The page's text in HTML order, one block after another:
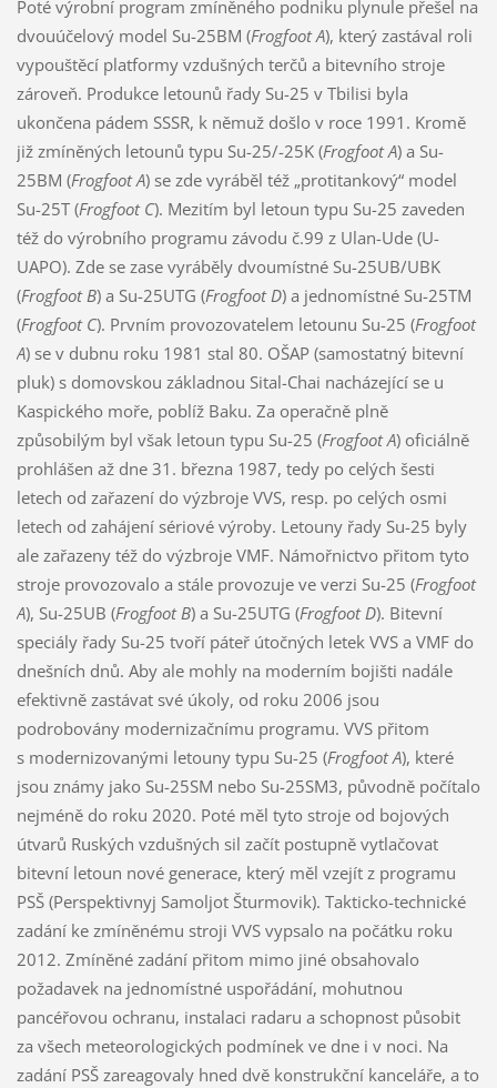
Poté výrobní program zmíněného podniku plynule přešel na
dvouúčelový model Su-25BM (Frogfoot A), který zastával roli
vypouštěcí platformy vzdušných terčů a bitevního stroje
zároveň. Produkce letounů řady Su-25 v Tbilisi byla
ukončena pádem SSSR, k němuž došlo v roce 1991. Kromě
již zmíněných letounů typu Su-25/-25K (Frogfoot A) a Su-
25BM (Frogfoot A) se zde vyráběl též „protitankový“ model
Su-25T (Frogfoot C). Mezitím byl letoun typu Su-25 zaveden
též do výrobního programu závodu č.99 z Ulan-Ude (U-
UAPO). Zde se zase vyráběly dvoumístné Su-25UB/UBK
(Frogfoot B) a Su-25UTG (Frogfoot D) a jednomístné Su-25TM
(Frogfoot C). Prvním provozovatelem letounu Su-25 (Frogfoot
A) se v dubnu roku 1981 stal 80. OŠAP (samostatný bitevní
pluk) s domovskou základnou Sital-Chai nacházející se u
Kaspického moře, poblíž Baku. Za operačně plně
způsobilým byl však letoun typu Su-25 (Frogfoot A) oficiálně
prohlášen až dne 31. března 1987, tedy po celých šesti
letech od zařazení do výzbroje VVS, resp. po celých osmi
letech od zahájení sériové výroby. Letouny řady Su-25 byly
ale zařazeny též do výzbroje VMF. Námořnictvo přitom tyto
stroje provozovalo a stále provozuje ve verzi Su-25 (Frogfoot
A), Su-25UB (Frogfoot B) a Su-25UTG (Frogfoot D). Bitevní
speciály řady Su-25 tvoří páteř útočných letek VVS a VMF do
dnešních dnů. Aby ale mohly na moderním bojišti nadále
efektivně zastávat své úkoly, od roku 2006 jsou
podrobovány modernizačnímu programu. VVS přitom
s modernizovanými letouny typu Su-25 (Frogfoot A), které
jsou známy jako Su-25SM nebo Su-25SM3, původně počítalo
nejméně do roku 2020. Poté měl tyto stroje od bojových
útvarů Ruských vzdušných sil začít postupně vytlačovat
bitevní letoun nové generace, který měl vzejít z programu
PSŠ (Perspektivnyj Samoljot Šturmovik). Takticko-technické
zadání ke zmíněnému stroji VVS vypsalo na počátku roku
2012. Zmíněné zadání přitom mimo jiné obsahovalo
požadavek na jednomístné uspořádání, mohutnou
pancéřovou ochranu, instalaci radaru a schopnost působit
za všech meteorologických podmínek ve dne i v noci. Na
zadání PSŠ zareagovaly hned dvě konstrukční kanceláře, a to